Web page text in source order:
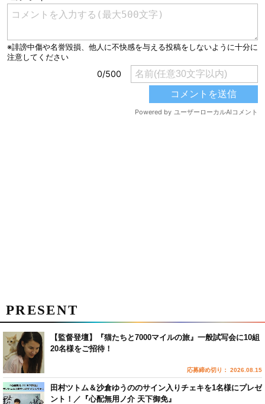
PRESENT
【監督登壇】『猫たちと7000マイルの旅』一般試写会に10組
20名様をご招待！
応募締め切り： 2026.08.15
田村ツトム＆沙倉ゆうののサイン入りチェキを1名様にプレゼ
ント！／『心配無用ノ介 天下御免』